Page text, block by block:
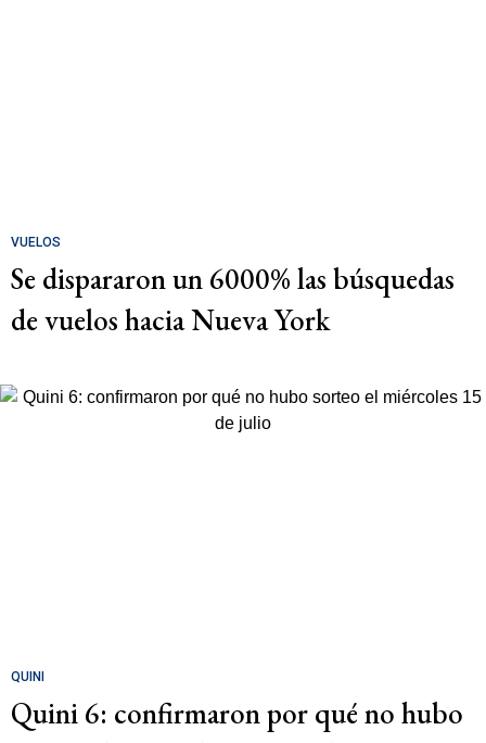
VUELOS
Se dispararon un 6000% las búsquedas
de vuelos hacia Nueva York
QUINI
Quini 6: confirmaron por qué no hubo